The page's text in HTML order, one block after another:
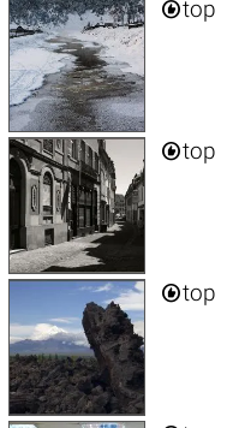
top
top
top